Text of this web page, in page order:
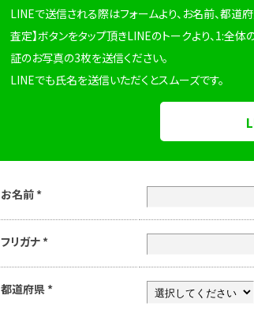
LINEで送信される際はフォームより、お名前、都道
査定】ボタンをタップ頂きLINEのトークより、1:全
証のお写真の3枚を送信ください。
LINEでも氏名を送信いただくとスムーズです。
お名前 *
フリガナ *
都道府県 *